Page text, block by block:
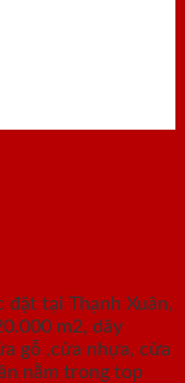
đặt tại Thạnh Xuân,
m2, dây
gỗ ,cửa nhựa, cửa
nằm trong top